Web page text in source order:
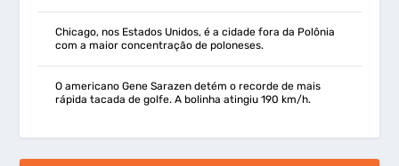
Chicago, nos Estados Unidos, é a cidade fora da Polônia
com a maior concentração de poloneses.
O americano Gene Sarazen detém o recorde de mais
rápida tacada de golfe. A bolinha atingiu 190 km/h.